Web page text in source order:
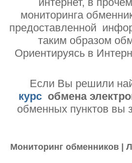
мониторинга
предоставленной
таким образом
Ориентируясь в
Если Вы решили
курс обмена
обменных пунктов вы
Мониторинг обменников |